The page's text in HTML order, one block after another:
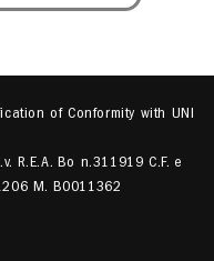
of Conformity with UNI
R.E.A. Bo n.311919 C.F. e
M. B0011362